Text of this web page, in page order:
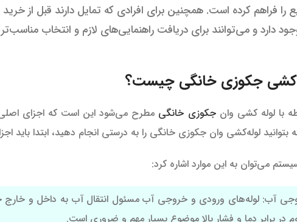
را فراهم کرده است. همچنین برای افرادی که تمایل دارند قبل از
دارد و می‌توانند برای دریافت راهنمایی‌های لازم و انتخاب
جکوزی خانگی چیست؟
با لوله کشی وانجکوزی خانگی مطرح می‌شود این است که اجزای
بتوانید لوله‌کشی وان جکوزی خانگی را به درستی انجام دهید، ابتدا باید
می‌توان به این موارد اشاره کرد:
آب: لوله‌های ورودی و خروجی آب مسئول انتقال آب به داخل و خارج
در برابر دما و فشار بالا موضوع بسیار مهم و ضروری است.